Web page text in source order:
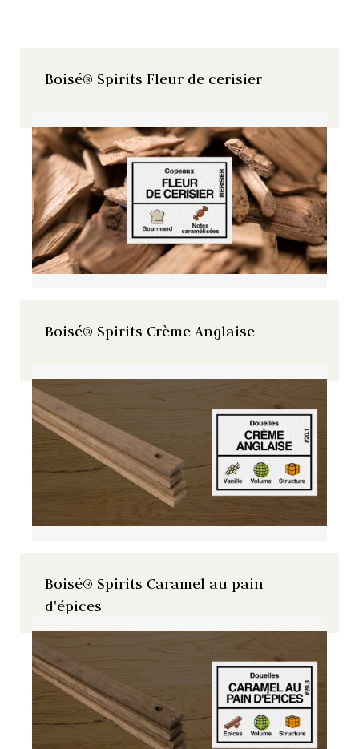
Boisé® Spirits Fleur de cerisier
Boisé® Spirits Crème Anglaise
Boisé® Spirits Caramel au pain
d'épices